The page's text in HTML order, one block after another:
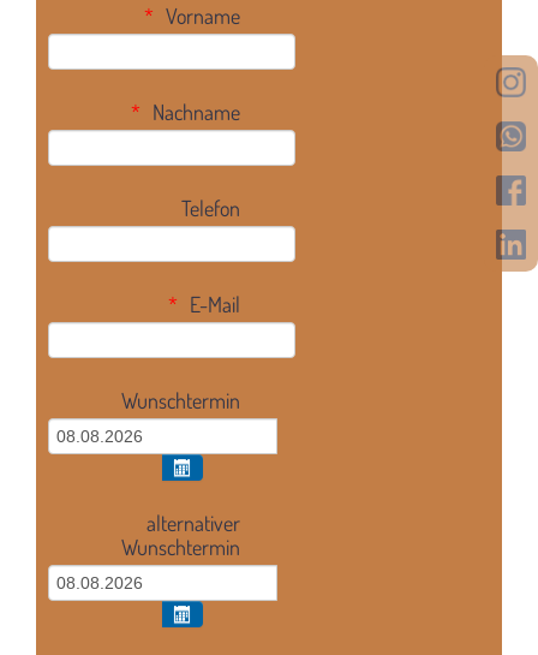
Vorname
Nachname
Telefon
E-Mail
Wunschtermin
alternativer
Wunschtermin